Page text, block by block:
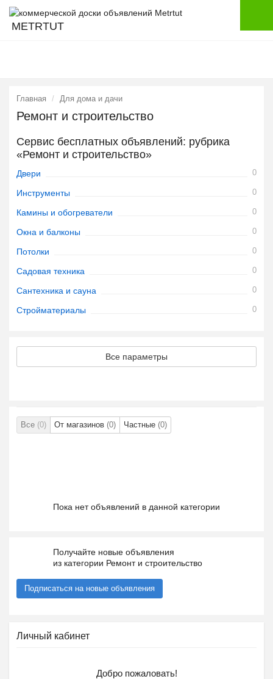
METRTUT
Главная Для дома и дачи
Ремонт и строительство
Сервис бесплатных объявлений: рубрика
«Ремонт и строительство»
Двери 0
Инструменты 0
Камины и обогреватели 0
Окна и балконы 0
Потолки 0
Садовая техника 0
Сантехника и сауна 0
Стройматериалы 0
Все параметры
Все (0) От магазинов (0) Частные (0)
Пока нет объявлений в данной категории
Получайте новые объявления
из категории Ремонт и строительство
Подписаться на новые объявления
Личный кабинет
Добро пожаловать!